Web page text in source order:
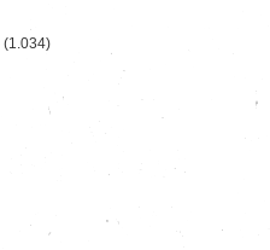
(1.034)